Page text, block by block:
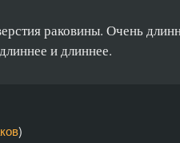
раковины. Очень
и длиннее.
)